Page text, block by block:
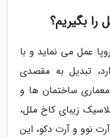
را بگیریم؟
عمل می نماید و با
تبدیل به مقصدی
ساختمان ها و
زیبای کاخ ملل،
نوو و آرت دکو، این